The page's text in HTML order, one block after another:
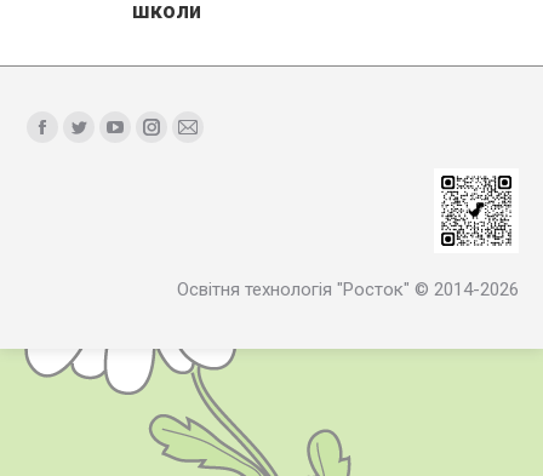
школи
Find us on:
Facebook
TwitterYouTube
Instagram
Mail
Освітня технологія "Росток" © 2014-2026